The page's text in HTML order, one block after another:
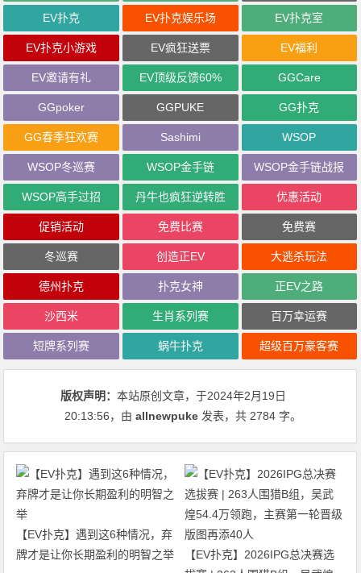
EV扑克 EV扑克娱乐场 EV扑克室
EV扑克小游戏 EV疯狂送票 EV福利
EV邀请有礼 EV顶级反馈60% GGCare
GGpoker GGPUKE GG扑克
GG春季狂欢赛 Sashimi WSOP
WSOP冬巡赛 WSOP金手链 WSOP金手链战报
WSOP高手过招 丹牛也疯狂逆转胜 优惠活动
促销活动 免费比赛 免费赛
冬巡赛 创造正EV 大逃杀玩法
德州扑克 扑克女神 正EV之路
沙西米 生肖系列赛 百万幸运赛
短牌系列赛 蜗牛扑克 超级百万豪客赛
版权声明：本站原创文章，于2024年2月19日
20:13:56，由allnewpuke 发表，共 2784 字。
【EV扑克】遇到这6种情况，弃
牌才是让你长期盈利的明智之举
【EV扑克】2026IPG总决赛选